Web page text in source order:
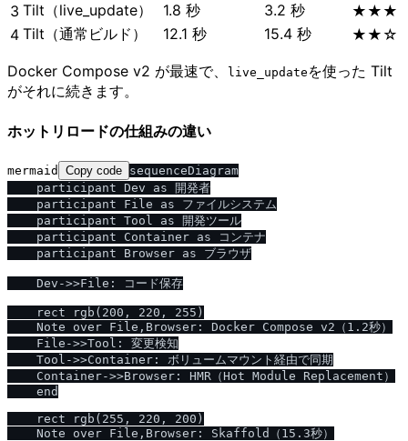
3 Tilt（live_update） 1.8 秒 3.2 秒
★★★
4 Tilt（通常ビルド） 12.1 秒 15.4 秒
★★☆
Docker Compose v2 が最速で、
live_update を使った Tilt
がそれに続きます。
ホットリロードの仕組みの違い
mermaid Copy code sequenceDiagram
    participant Dev as 開発者
    participant File as ファイルシステム
    participant Tool as 開発ツール
    participant Container as コンテナ
    participant Browser as ブラウザ
    Dev->>File: コード保存
    rect rgb(200, 220, 255)
    Note over File,Browser: Docker Compose v2（1.2秒）
    File->>Tool: 変更検知
    Tool->>Container: ボリュームマウント経由で同期
    Container->>Browser: HMR（Hot Module Replacement）
    end
    rect rgb(255, 220, 200)
    Note over File,Browser: Skaffold（15.3秒）